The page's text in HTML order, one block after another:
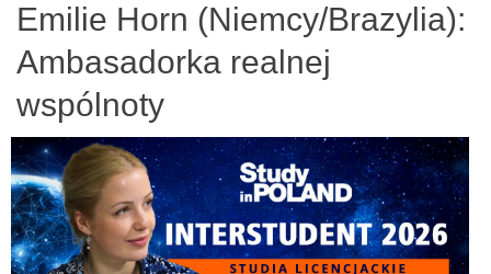
Emilie Horn (Niemcy/Brazylia):
Ambasadorka realnej
wspólnoty